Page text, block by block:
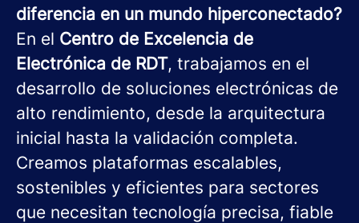
diferencia en un mundo hiperconectado?
En el Centro de Excelencia de
Electrónica de RDT, trabajamos en el
desarrollo de soluciones electrónicas de
alto rendimiento, desde la arquitectura
inicial hasta la validación completa.
Creamos plataformas escalables,
sostenibles y eficientes para sectores
que necesitan tecnología precisa, fiable